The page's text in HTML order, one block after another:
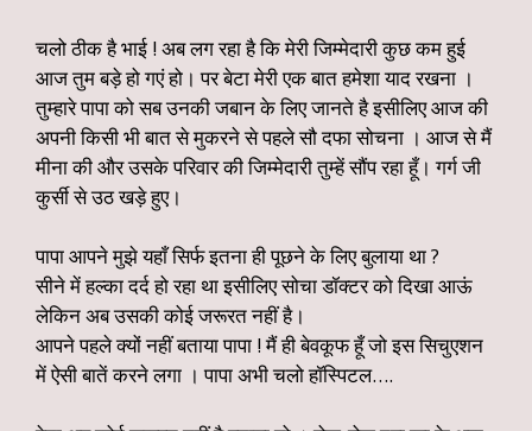
चलो ठीक है भाई ! अब लग रहा है कि मेरी जिम्मेदारी कुछ कम हुई
आज तुम बड़े हो गएं हो। पर बेटा मेरी एक बात हमेशा याद रखना ।
तुम्हारे पापा को सब उनकी जबान के लिए जानते है इसीलिए आज की
अपनी किसी भी बात से मुकरने से पहले सौ दफा सोचना । आज से मैं
मीना की और उसके परिवार की जिम्मेदारी तुम्हें सौंप रहा हूँ। गर्ग जी
कुर्सी से उठ खड़े हुए।
पापा आपने मुझे यहाँ सिर्फ इतना ही पूछने के लिए बुलाया था ?
सीने में हल्का दर्द हो रहा था इसीलिए सोचा डॉक्टर को दिखा आऊं
लेकिन अब उसकी कोई जरूरत नहीं है।
आपने पहले क्यों नहीं बताया पापा ! मैं ही बेवकूफ हूँ जो इस सिचुएशन
में ऐसी बातें करने लगा । पापा अभी चलो हॉस्पिटल….